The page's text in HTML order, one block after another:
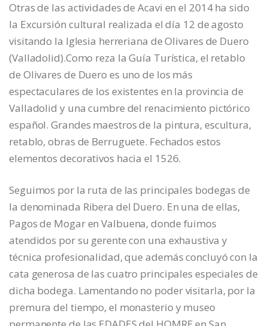
Otras de las actividades de Acavi en el 2014 ha sido
la Excursión cultural realizada el día 12 de agosto
visitando la Iglesia herreriana de Olivares de Duero
(Valladolid).Como reza la Guía Turística, el retablo
de Olivares de Duero es uno de los más
espectaculares de los existentes en la provincia de
Valladolid y una cumbre del renacimiento pictórico
español. Grandes maestros de la pintura, escultura,
retablo, obras de Berruguete. Fechados estos
elementos decorativos hacia el 1526.
Seguimos por la ruta de las principales bodegas de
la denominada Ribera del Duero. En una de ellas,
Pagos de Mogar en Valbuena, donde fuimos
atendidos por su gerente con una exhaustiva y
técnica profesionalidad, que además concluyó con la
cata generosa de las cuatro principales especiales de
dicha bodega. Lamentando no poder visitarla, por la
premura del tiempo, el monasterio y museo